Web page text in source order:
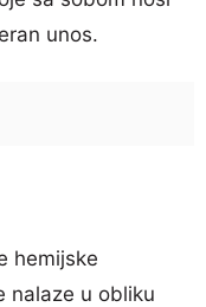
unos.
hemijske
nalaze u obliku